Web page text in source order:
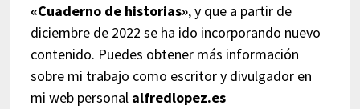
«Cuaderno de historias», y que a partir de
diciembre de 2022 se ha ido incorporando nuevo
contenido. Puedes obtener más información
sobre mi trabajo como escritor y divulgador en
mi web personal alfredlopez.es